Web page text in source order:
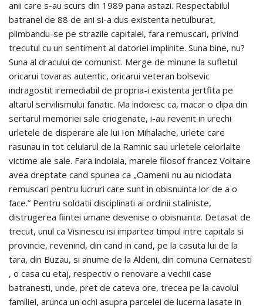
anii care s-au scurs din 1989 pana astazi. Respectabilul
batranel de 88 de ani si-a dus existenta netulburat,
plimbandu-se pe strazile capitalei, fara remuscari, privind
trecutul cu un sentiment al datoriei implinite. Suna bine, nu?
Suna al dracului de comunist. Merge de minune la sufletul
oricarui tovaras autentic, oricarui veteran bolsevic
indragostit iremediabil de propria-i existenta jertfita pe
altarul servilismului fanatic. Ma indoiesc ca, macar o clipa din
sertarul memoriei sale criogenate, i-au revenit in urechi
urletele de disperare ale lui Ion Mihalache, urlete care
rasunau in tot celularul de la Ramnic sau urletele celorlalte
victime ale sale. Fara indoiala, marele filosof francez Voltaire
avea dreptate cand spunea ca „Oamenii nu au niciodata
remuscari pentru lucruri care sunt in obisnuinta lor de a o
face.” Pentru soldatii disciplinati ai ordinii staliniste,
distrugerea fiintei umane devenise o obisnuinta. Detasat de
trecut, unul ca Visinescu isi impartea timpul intre capitala si
provincie, revenind, din cand in cand, pe la casuta lui de la
tara, din Buzau, si anume de la Aldeni, din comuna Cernatesti
, o casa cu etaj, respectiv o renovare a vechii case
batranesti, unde, pret de cateva ore, trecea pe la cavolul
familiei, arunca un ochi asupra parcelei de lucerna lasate in